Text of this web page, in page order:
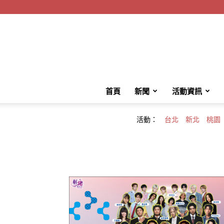
首頁 新聞 活動資訊
活動： 台北 新北 桃園